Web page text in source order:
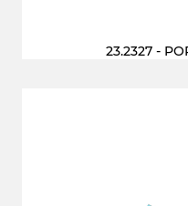
23.2327 -